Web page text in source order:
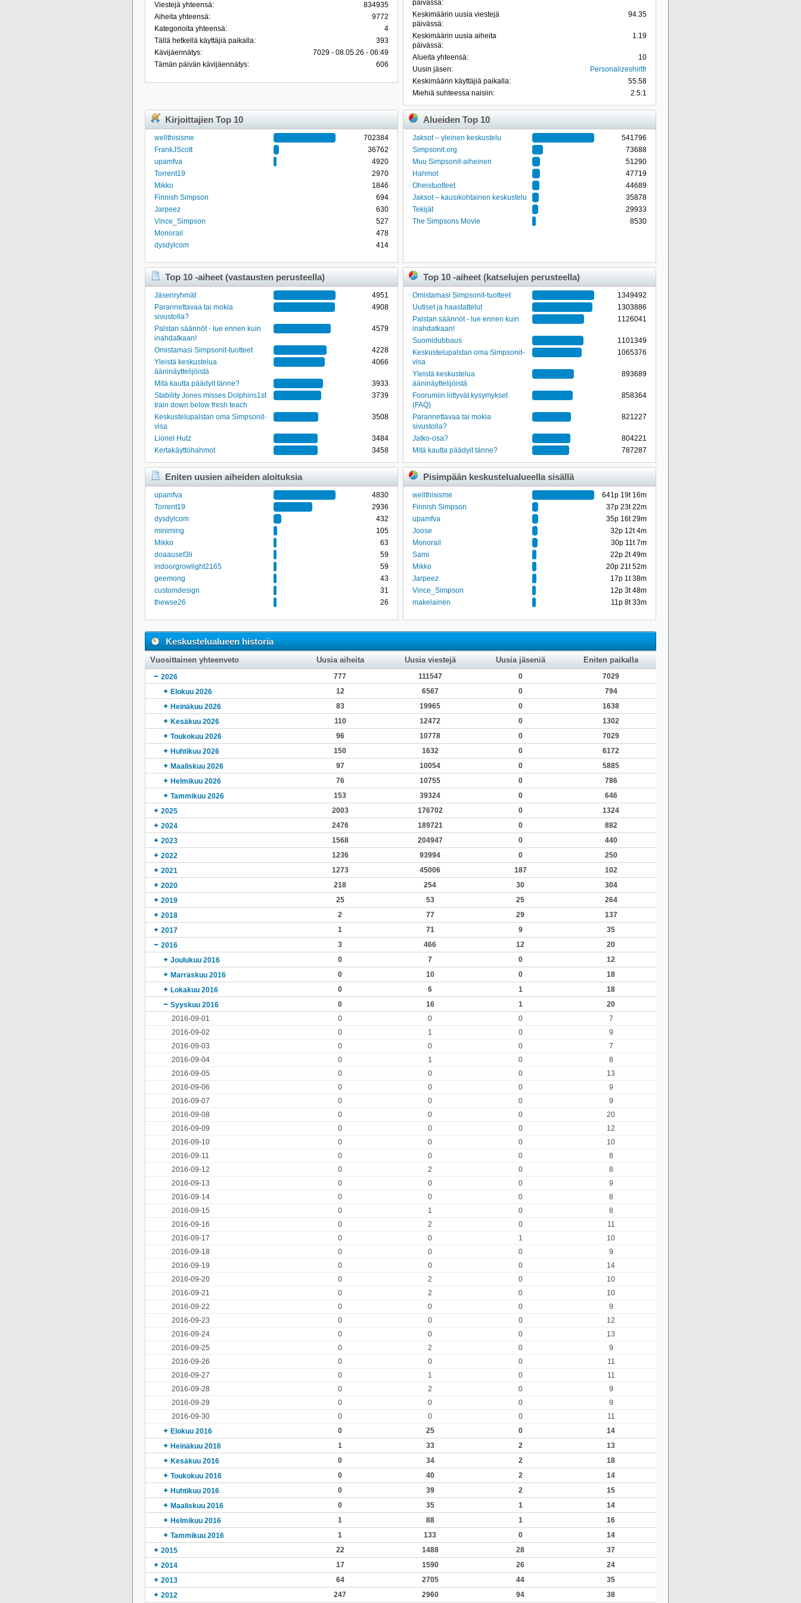
Viestejä yhteensä:
834935
Aiheita yhteensä:
9772
Kategorioita yhteensä:
4
Tällä hetkellä käyttäjiä paikalla:
393
Kävijäennätys:
7029 - 08.05.26 - 06:49
Tämän päivän kävijäennätys:
606
päivässä:
Keskimäärin uusia viestejä
päivässä:
94.35
Keskimäärin uusia aiheita
päivässä:
1.19
Alueita yhteensä:
10
Uusin jäsen:
Personalizeshirtfr
Keskimäärin käyttäjiä paikalla:
55.58
Miehiä suhteessa naisiin:
2.5:1
Kirjoittajien Top 10
wellthisisme
702384
FrankJScott
36762
upamfva
4920
Torrent19
2970
Mikko
1846
Finnish Simpson
694
Jarpeez
630
Vince_Simpson
527
Monorail
478
dysdylcom
414
Alueiden Top 10
Jaksot – yleinen keskustelu
541796
Simpsonit.org
73688
Muu Simpsonit-aiheinen
51290
Hahmot
47719
Oheistuotteet
44689
Jaksot – kausikohtainen keskustelu
35878
Tekijät
29933
The Simpsons Movie
8530
Top 10 -aiheet (vastausten perusteella)
Jäsenryhmät
4951
Parannettavaa tai mokia
sivustolla?
4908
Palstan säännöt - lue ennen kuin
inahdatkaan!
4579
Omistamasi Simpsonit-tuotteet
4228
Yleistä keskustelua
ääninäyttelijöistä
4066
Mitä kautta päädyit tänne?
3933
Stability Jones misses Dolphins1st
train down below fresh teach
3739
Keskustelupalstan oma Simpsonit-
visa
3508
Lionel Hutz
3484
Kertakäyttöhahmot
3458
Top 10 -aiheet (katselujen perusteella)
Omistamasi Simpsonit-tuotteet
1349492
Uutiset ja haastattelut
1303886
Palstan säännöt - lue ennen kuin
inahdatkaan!
1126041
Suomidubbaus
1101349
Keskustelupalstan oma Simpsonit-
visa
1065376
Yleistä keskustelua
ääninäyttelijöistä
893689
Foorumiin liittyvät kysymykset
(FAQ)
858364
Parannettavaa tai mokia
sivustolla?
821227
Jatko-osa?
804221
Mitä kautta päädyit tänne?
787287
Eniten uusien aiheiden aloituksia
upamfva
4830
Torrent19
2936
dysdylcom
432
miniming
105
Mikko
63
doaausef3li
59
indoorgrowlight2165
59
geemong
43
customdesign
31
thewse26
26
Pisimpään keskustelualueella sisällä
wellthisisme
641p 19t 16m
Finnish Simpson
37p 23t 22m
upamfva
35p 16t 29m
Joose
32p 12t 4m
Monorail
30p 11t 7m
Sami
22p 2t 49m
Mikko
20p 21t 52m
Jarpeez
17p 1t 38m
Vince_Simpson
12p 3t 48m
makelainen
11p 8t 33m
Keskustelualueen historia
Vuosittainen yhteenveto Uusia aiheita Uusia viestejä Uusia jäseniä Eniten paikalla
2026 777 111547 0
7029
Elokuu 2026
12 6567 0
794
Heinäkuu 2026
83 19965 0
1638
Kesäkuu 2026
110 12472 0
1302
Toukokuu 2026
96 10778 0
7029
Huhtikuu 2026
150 1632 0
6172
Maaliskuu 2026
97 10054 0
5885
Helmikuu 2026
76 10755 0
786
Tammikuu 2026
153 39324 0
646
2025
2003 176702 0
1324
2024
2476 189721 0
882
2023
1568 204947 0
440
2022
1236 93994 0
250
2021
1273 45006 187
102
2020
218 254 30
304
2019
25 53 25
264
2018
2 77 29
137
2017
1 71 9
35
2016
3 466 12
20
Joulukuu 2016
0 7 0
12
Marraskuu 2016
0 10 0
18
Lokakuu 2016
0 6 1
18
Syyskuu 2016
0 16 1
20
2016-09-01
0 0 0
7
2016-09-02
0 1 0
9
2016-09-03
0 0 0
7
2016-09-04
0 1 0
8
2016-09-05
0 0 0
13
2016-09-06
0 0 0
9
2016-09-07
0 0 0
9
2016-09-08
0 0 0
20
2016-09-09
0 0 0
12
2016-09-10
0 0 0
10
2016-09-11
0 0 0
8
2016-09-12
0 2 0
8
2016-09-13
0 0 0
9
2016-09-14
0 0 0
8
2016-09-15
0 1 0
8
2016-09-16
0 2 0
11
2016-09-17
0 0 1
10
2016-09-18
0 0 0
9
2016-09-19
0 0 0
14
2016-09-20
0 2 0
10
2016-09-21
0 2 0
10
2016-09-22
0 0 0
9
2016-09-23
0 0 0
12
2016-09-24
0 0 0
13
2016-09-25
0 2 0
9
2016-09-26
0 0 0
11
2016-09-27
0 1 0
11
2016-09-28
0 2 0
9
2016-09-29
0 0 0
9
2016-09-30
0 0 0
11
Elokuu 2016
0 25 0
14
Heinäkuu 2016
1 33 2
13
Kesäkuu 2016
0 34 2
18
Toukokuu 2016
0 40 2
14
Huhtikuu 2016
0 39 2
15
Maaliskuu 2016
0 35 1
14
Helmikuu 2016
1 88 1
16
Tammikuu 2016
1 133 0
14
2015
22 1488 28
37
2014
17 1590 26
24
2013
64 2705 44
35
2012
247 2960 94 38